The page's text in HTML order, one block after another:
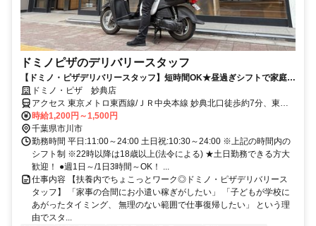
ドミノピザのデリバリースタッフ
【ドミノ・ピザデリバリースタッフ】短時間OK★昼過ぎシフトで家庭と
の両立も
ドミノ・ピザ 妙典店
アクセス 東京メトロ東西線/ＪＲ中央本線 妙典北口徒歩約7分、東京
メトロ東西線/ＪＲ中央本線 行徳徒歩約12分、東京メトロ東西線/ＪＲ
中央本線 南行徳北口徒歩約32分 東京メトロ東西線 妙典 徒歩6分
時給1,200円～1,500円
千葉県市川市
勤務時間 平日:11:00～24:00 土日祝:10:30～24:00 ※上記の時間内の
シフト制 ※22時以降は18歳以上(法令による) ★土日勤務できる方大
歓迎！ ●週1日～/1日3時間～OK！ ...
仕事内容 【扶養内でちょこっとワーク◎ドミノ・ピザデリバリース
タッフ】 「家事の合間にお小遣い稼ぎがしたい」 「子どもが学校に
あがったタイミング、 無理のない範囲で仕事復帰したい」 という理
由でスタ...